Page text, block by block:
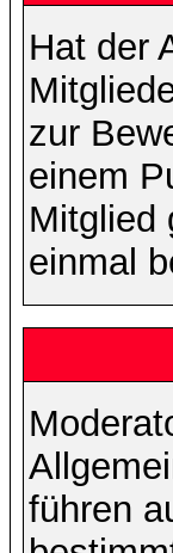
Hat der
zur
einem
Mitglied
einmal
führen